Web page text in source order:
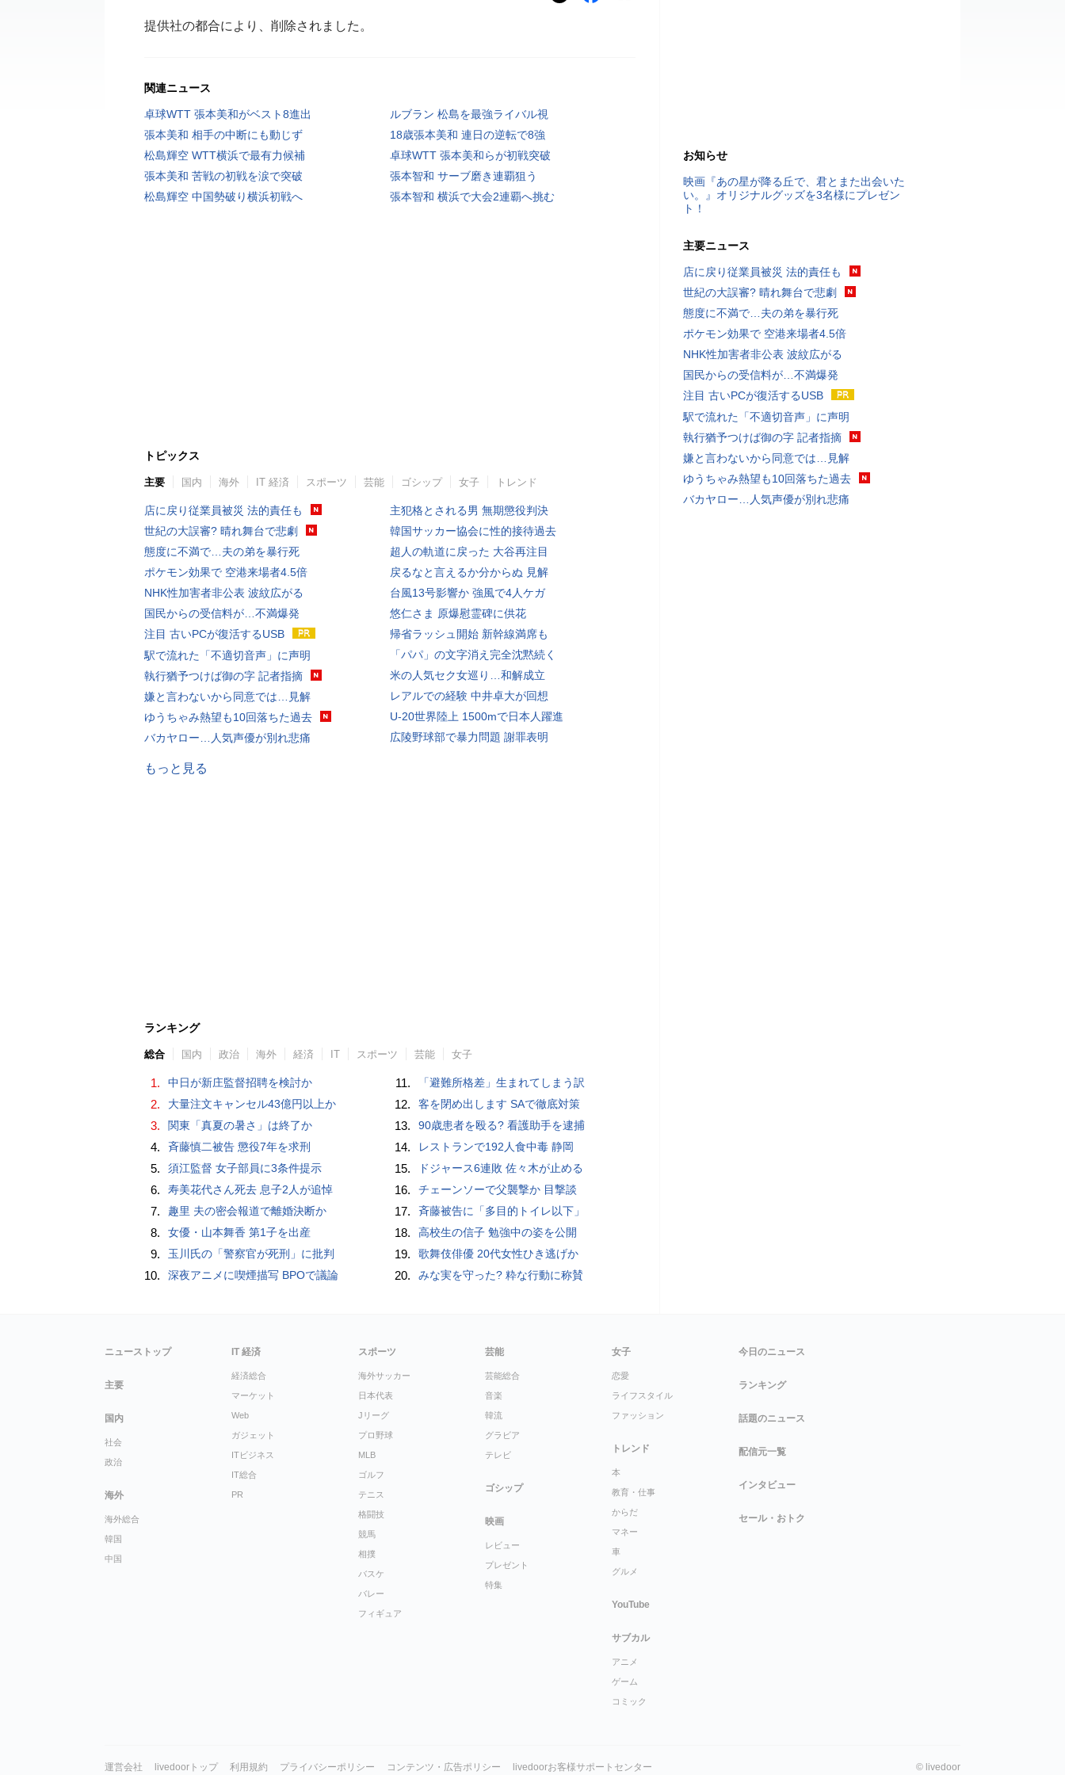
提供社の都合により、削除されました。
関連ニュース
卓球WTT 張本美和がベスト8進出
ルブラン 松島を最強ライバル視
張本美和 相手の中断にも動じず
18歳張本美和 連日の逆転で8強
松島輝空 WTT横浜で最有力候補
卓球WTT 張本美和らが初戦突破
張本美和 苦戦の初戦を涙で突破
張本智和 サーブ磨き連覇狙う
松島輝空 中国勢破り横浜初戦へ
張本智和 横浜で大会2連覇へ挑む
トピックス
主要 国内 海外 IT 経済 スポーツ 芸能 ゴシップ 女子 トレンド
店に戻り従業員被災 法的責任も
世紀の大誤審? 晴れ舞台で悲劇
態度に不満で…夫の弟を暴行死
ポケモン効果で 空港来場者4.5倍
NHK性加害者非公表 波紋広がる
国民からの受信料が…不満爆発
注目 古いPCが復活するUSB
駅で流れた「不適切音声」に声明
執行猶予つけば御の字 記者指摘
嫌と言わないから同意では…見解
ゆうちゃみ熱望も10回落ちた過去
バカヤロー…人気声優が別れ悲痛
主犯格とされる男 無期懲役判決
韓国サッカー協会に性的接待過去
超人の軌道に戻った 大谷再注目
戻るなと言えるか分からぬ 見解
台風13号影響か 強風で4人ケガ
悠仁さま 原爆慰霊碑に供花
帰省ラッシュ開始 新幹線満席も
「パパ」の文字消え完全沈黙続く
米の人気セク女巡り…和解成立
レアルでの経験 中井卓大が回想
U-20世界陸上 1500mで日本人躍進
広陵野球部で暴力問題 謝罪表明
もっと見る
ランキング
総合 国内 政治 海外 経済 IT スポーツ 芸能 女子
1. 中日が新庄監督招聘を検討か
2. 大量注文キャンセル43億円以上か
3. 関東「真夏の暑さ」は終了か
4. 斉藤慎二被告 懲役7年を求刑
5. 須江監督 女子部員に3条件提示
6. 寿美花代さん死去 息子2人が追悼
7. 趣里 夫の密会報道で離婚決断か
8. 女優・山本舞香 第1子を出産
9. 玉川氏の「警察官が死刑」に批判
10. 深夜アニメに喫煙描写 BPOで議論
11. 「避難所格差」生まれてしまう訳
12. 客を閉め出します SAで徹底対策
13. 90歳患者を殴る? 看護助手を逮捕
14. レストランで192人食中毒 静岡
15. ドジャース6連敗 佐々木が止める
16. チェーンソーで父襲撃か 目撃談
17. 斉藤被告に「多目的トイレ以下」
18. 高校生の信子 勉強中の姿を公開
19. 歌舞伎俳優 20代女性ひき逃げか
20. みな実を守った? 粋な行動に称賛
お知らせ
映画『あの星が降る丘で、君とまた出会いた
い。』オリジナルグッズを3名様にプレゼン
ト！
主要ニュース
店に戻り従業員被災 法的責任も
世紀の大誤審? 晴れ舞台で悲劇
態度に不満で…夫の弟を暴行死
ポケモン効果で 空港来場者4.5倍
NHK性加害者非公表 波紋広がる
国民からの受信料が…不満爆発
注目 古いPCが復活するUSB
駅で流れた「不適切音声」に声明
執行猶予つけば御の字 記者指摘
嫌と言わないから同意では…見解
ゆうちゃみ熱望も10回落ちた過去
バカヤロー…人気声優が別れ悲痛
ニューストップ
主要
国内
社会
政治
海外
海外総合
韓国
中国
IT 経済
経済総合
マーケット
Web
ガジェット
ITビジネス
IT総合
PR
スポーツ
海外サッカー
日本代表
Jリーグ
プロ野球
MLB
ゴルフ
テニス
格闘技
競馬
相撲
バスケ
バレー
フィギュア
芸能
芸能総合
音楽
韓流
グラビア
テレビ
ゴシップ
映画
レビュー
プレゼント
特集
女子
恋愛
ライフスタイル
ファッション
トレンド
本
教育・仕事
からだ
マネー
車
グルメ
YouTube
サブカル
アニメ
ゲーム
コミック
今日のニュース
ランキング
話題のニュース
配信元一覧
インタビュー
セール・おトク
運営会社 livedoorトップ 利用規約 プライバシーポリシー コンテンツ・広告ポリシー livedoorお客様サポートセンター © livedoor